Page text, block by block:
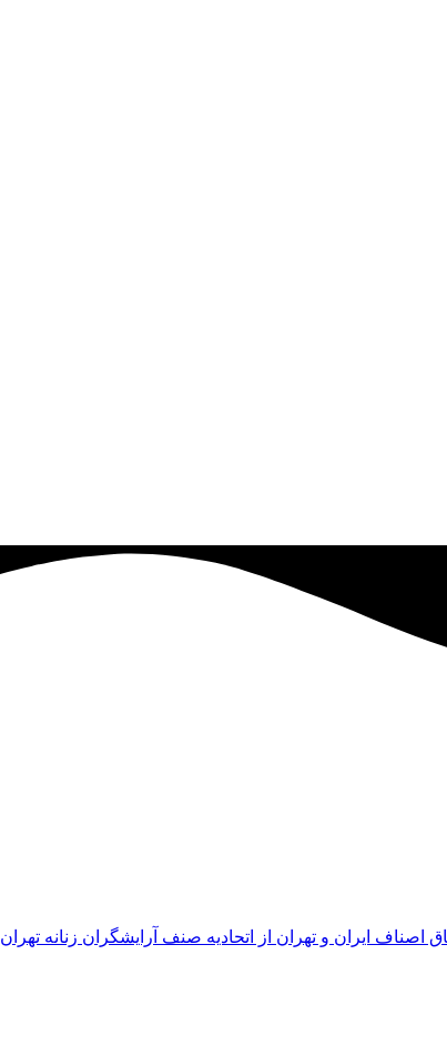
ايران و تهران از اتحاديه صنف آرايشگران زنانه تهران